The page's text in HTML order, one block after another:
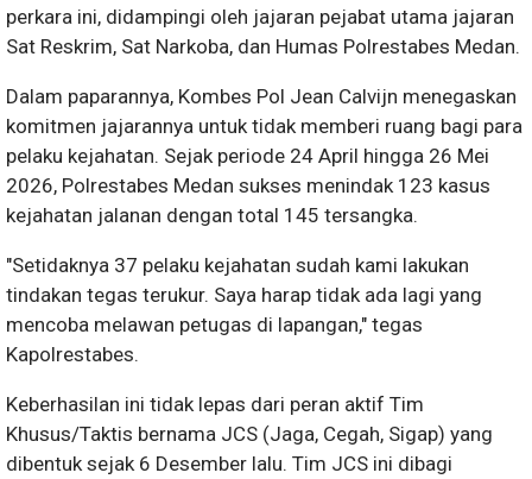
perkara ini, didampingi oleh jajaran pejabat utama jajaran
Sat Reskrim, Sat Narkoba, dan Humas Polrestabes Medan.
​Dalam paparannya, Kombes Pol Jean Calvijn menegaskan
komitmen jajarannya untuk tidak memberi ruang bagi para
pelaku kejahatan. Sejak periode 24 April hingga 26 Mei
2026, Polrestabes Medan sukses menindak 123 kasus
kejahatan jalanan dengan total 145 tersangka.
​"Setidaknya 37 pelaku kejahatan sudah kami lakukan
tindakan tegas terukur. Saya harap tidak ada lagi yang
mencoba melawan petugas di lapangan," tegas
Kapolrestabes.
​Keberhasilan ini tidak lepas dari peran aktif Tim
Khusus/Taktis bernama JCS (Jaga, Cegah, Sigap) yang
dibentuk sejak 6 Desember lalu. Tim JCS ini dibagi